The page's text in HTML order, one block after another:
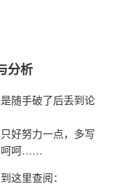
分析
随手破了后丢到论
好努力一点，多写
呵呵……
这里查阅：